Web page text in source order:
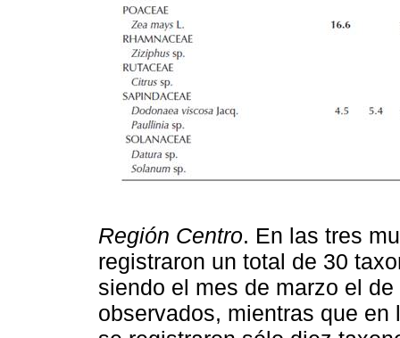
Región Centro. En las tres
registraron un total de 30
siendo el mes de marzo el
observados, mientras que